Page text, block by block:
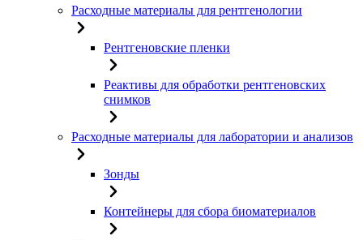
Расходные материалы для рентгенологии
Рентгеновские пленки
Реактивы для обработки рентгеновских
снимков
Расходные материалы для лаборатории и анализов
Зонды
Контейнеры для сбора биоматериалов